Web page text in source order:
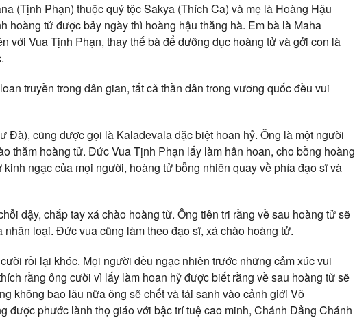
(Tịnh Phạn) thuộc quý tộc Sakya (Thích Ca) và mẹ là Hoàng Hậu
hoàng tử được bảy ngày thì hoàng hậu thăng hà. Em bà là Maha
với Vua Tịnh Phạn, thay thế bà để dưỡng dục hoàng tử và gởi con là
truyền trong dân gian, tất cả thần dân trong vương quốc đều vui
Đà), cũng được gọi là Kaladevala đặc biệt hoan hỷ. Ông là một người
thăm hoàng tử. Đức Vua Tịnh Phạn lấy làm hân hoan, cho bồng hoàng
ngạc của mọi người, hoàng tử bỗng nhiên quay về phía đạo sĩ và
dậy, chắp tay xá chào hoàng tử. Ông tiên tri rằng về sau hoàng tử sẽ
loại. Đức vua cũng làm theo đạo sĩ, xá chào hoàng tử.
rồi lại khóc. Mọi người đều ngạc nhiên trước những cảm xúc vui
rằng ông cười vì lấy làm hoan hỷ được biết rằng về sau hoàng tử sẽ
không bao lâu nữa ông sẽ chết và tái sanh vào cảnh giới Vô
được phước lành thọ giáo với bậc trí tuệ cao minh, Chánh Đẳng Chánh